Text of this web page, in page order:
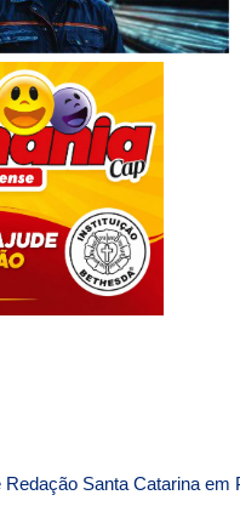
Redação Santa Catarina em